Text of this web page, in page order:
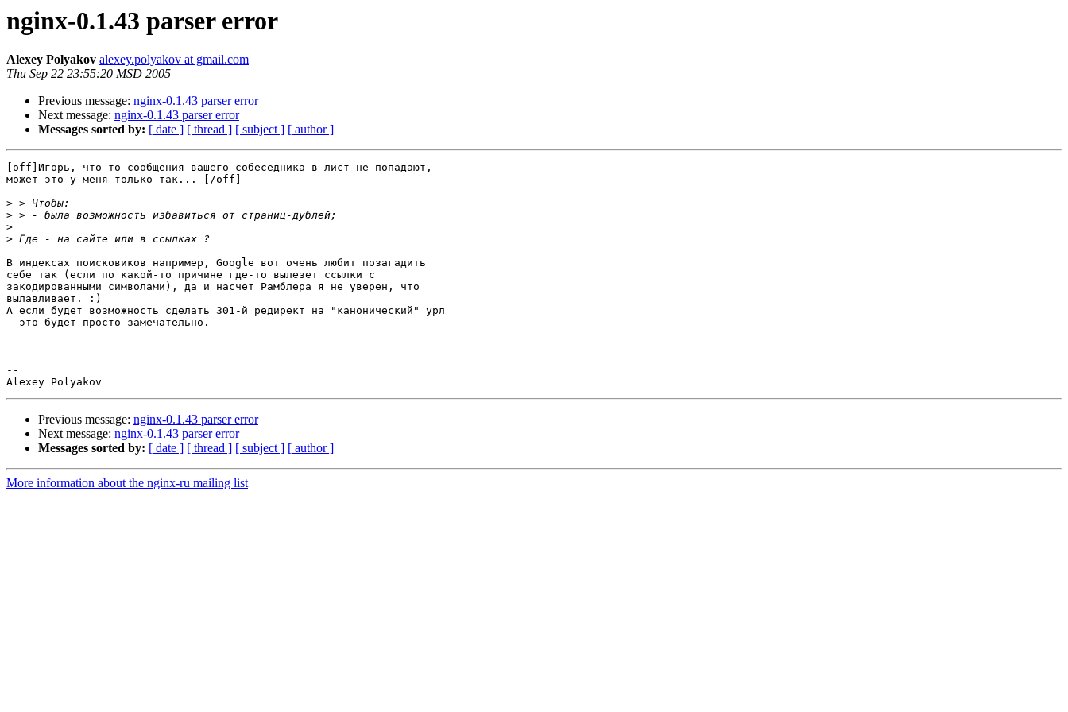
nginx-0.1.43 parser error
Alexey Polyakov alexey.polyakov at gmail.com
Thu Sep 22 23:55:20 MSD 2005
Previous message: nginx-0.1.43 parser error
Next message: nginx-0.1.43 parser error
Messages sorted by: [ date ] [ thread ] [ subject ] [ author ]
[off]Игорь, что-то сообщения вашего собеседника в лист не попадают,
может это у меня только так... [/off]
>
>
>
>
В индексах поисковиков например, Google вот очень любит позагадить
себе так (если по какой-то причине где-то вылезет ссылки с
закодированными символами), да и насчет Рамблера я не уверен, что
вылавливает. :)
А если будет возможность сделать 301-й редирект на "канонический" урл
- это будет просто замечательно.
--
Previous message: nginx-0.1.43 parser error
Next message: nginx-0.1.43 parser error
Messages sorted by: [ date ] [ thread ] [ subject ] [ author ]
More information about the nginx-ru mailing list